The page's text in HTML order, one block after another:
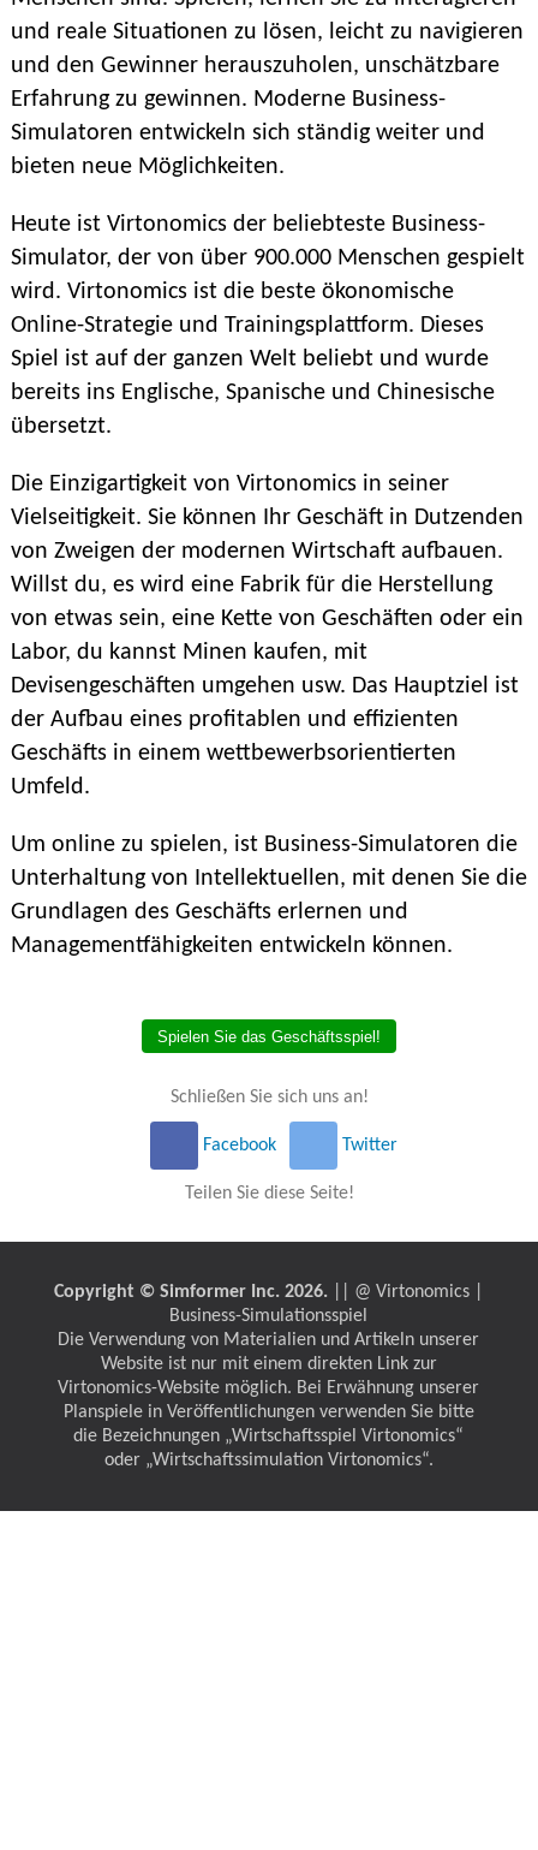
und reale Situationen zu lösen, leicht zu navigieren
und den Gewinner herauszuholen, unschätzbare
Erfahrung zu gewinnen. Moderne Business-
Simulatoren entwickeln sich ständig weiter und
bieten neue Möglichkeiten.
Heute ist Virtonomics der beliebteste Business-
Simulator, der von über 900.000 Menschen gespielt
wird. Virtonomics ist die beste ökonomische
Online-Strategie und Trainingsplattform. Dieses
Spiel ist auf der ganzen Welt beliebt und wurde
bereits ins Englische, Spanische und Chinesische
übersetzt.
Die Einzigartigkeit von Virtonomics in seiner
Vielseitigkeit. Sie können Ihr Geschäft in Dutzenden
von Zweigen der modernen Wirtschaft aufbauen.
Willst du, es wird eine Fabrik für die Herstellung
von etwas sein, eine Kette von Geschäften oder ein
Labor, du kannst Minen kaufen, mit
Devisengeschäften umgehen usw. Das Hauptziel ist
der Aufbau eines profitablen und effizienten
Geschäfts in einem wettbewerbsorientierten
Umfeld.
Um online zu spielen, ist Business-Simulatoren die
Unterhaltung von Intellektuellen, mit denen Sie die
Grundlagen des Geschäfts erlernen und
Managementfähigkeiten entwickeln können.
Spielen Sie das Geschäftsspiel!
Schließen Sie sich uns an!
Facebook Twitter
Teilen Sie diese Seite!
Copyright © Simformer Inc. 2026. || @ Virtonomics |
Business-Simulationsspiel
Die Verwendung von Materialien und Artikeln unserer
Website ist nur mit einem direkten Link zur
Virtonomics-Website möglich. Bei Erwähnung unserer
Planspiele in Veröffentlichungen verwenden Sie bitte
die Bezeichnungen „Wirtschaftsspiel Virtonomics“
oder „Wirtschaftssimulation Virtonomics“.